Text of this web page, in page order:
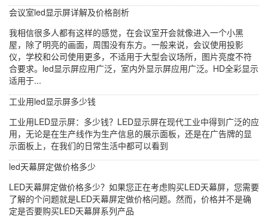
会议室led显示屏详解及价格剖析
我相信很多人都有这样的感觉，在会议室开会就像进入一个小黑
屋，除了明亮的画面，周围没有东方。一般来说，会议使用投影
仪，学校和公司使用更多，不适用于大型会议场所，图片亮度不符
合要求。led显示屏应用广泛，室内外显示屏应用广泛。HD全彩显示
适用于...
工业用led显示屏多少钱
工业用LED显示屏：多少钱？LED显示屏在现代工业中得到广泛的应
用，无论是在生产线作为生产信息的展示面板，还是在广告牌的显
示面板上，在我们的日常生活中都可以看到
led天幕屏定做价格多少
LED天幕屏定做价格多少？如果您正在考虑购买LED天幕屏，您需要
了解的个问题就是LED天幕屏定做价格问题。然而，价格并不是确
定是否要购买LED天幕屏系列产品